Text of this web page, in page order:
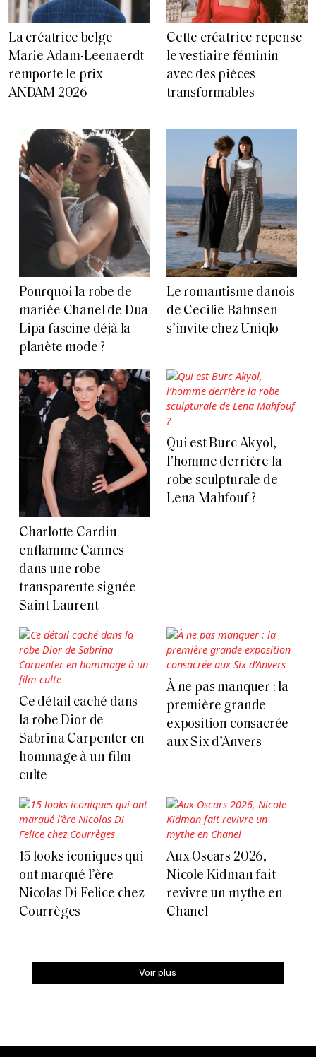
La créatrice belge
Marie Adam-Leenaerdt
remporte le prix
ANDAM 2026
Cette créatrice repense
le vestiaire féminin
avec des pièces
transformables
Pourquoi la robe de
mariée Chanel de Dua
Lipa fascine déjà la
planète mode ?
Le romantisme danois
de Cecilie Bahnsen
s’invite chez Uniqlo
Charlotte Cardin
enflamme Cannes
dans une robe
transparente signée
Saint Laurent
Qui est Burc Akyol,
l’homme derrière la
robe sculpturale de
Lena Mahfouf ?
Ce détail caché dans
la robe Dior de
Sabrina Carpenter en
hommage à un film
culte
À ne pas manquer : la
première grande
exposition consacrée
aux Six d’Anvers
15 looks iconiques qui
ont marqué l’ère
Nicolas Di Felice chez
Courrèges
Aux Oscars 2026,
Nicole Kidman fait
revivre un mythe en
Chanel
Voir plus